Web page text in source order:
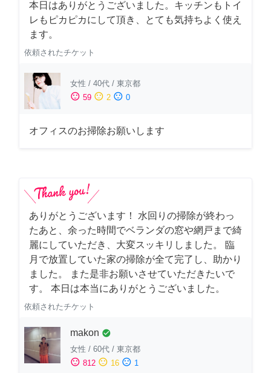
本日はありがとうございました。キッチンもトイ
レもピカピカにして頂き、とても気持ちよく使え
ます。
依頼されたチケット
女性 / 40代 / 東京都
sentiment_satisfied 59 sentiment_neutral 2 sentiment_dissatisfied 0
オフィスのお掃除お願いします
ありがとうございます！ 水回りの掃除が終わっ
たあと、余った時間でベランダの窓や網戸まで綺
麗にしていただき、大変スッキリしました。 臨
月で放置していた家の掃除が全て完了し、助かり
ました。 また是非お願いさせていただきたいで
す。 本日は本当にありがとうございました。
依頼されたチケット
makon check_circle
女性 / 60代 / 東京都
sentiment_satisfied 812 sentiment_neutral 16 sentiment_dissatisfied 1